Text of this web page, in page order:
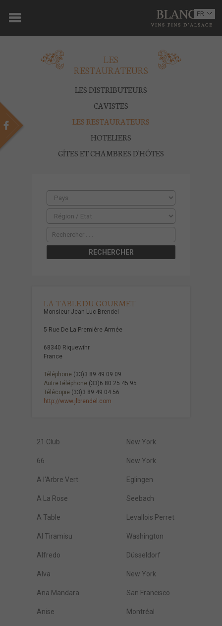
DOMAINE
OENOTOURISME
BOUTIQUE
PRESSE
CONTACT
FR
EN
LES
RESTAURATEURS
LES DISTRIBUTEURS
CAVISTES
LES RESTAURATEURS
HOTELIERS
GÎTES ET CHAMBRES D'HÔTES
LA TABLE DU GOURMET
Monsieur Jean Luc Brendel
5 Rue De La Première Armée
68340 Riquewihr
France
Téléphone (33)3 89 49 09 09
Autre téléphone (33)6 80 25 45 95
Télécopie (33)3 89 49 04 56
http://www.jlbrendel.com
21 Club New York
66 New York
A l'Arbre Vert Eglingen
A La Rose Seebach
A Table Levallois Perret
Al Tiramisu Washington
Alfredo Düsseldorf
Alva New York
Ana Mandara San Francisco
Anise Montréal